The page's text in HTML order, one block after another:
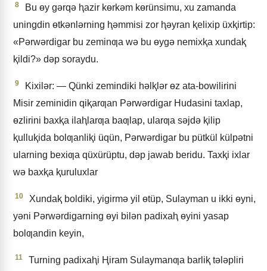
8
Bu ɵy gǝrqǝ ⱨazir kɵrkǝm kɵrünsimu, xu zamanda
uningdin ɵtkǝnlǝrning ⱨǝmmisi zor ⱨǝyran ⱪelixip üxⱪirtip:
«Pǝrwǝrdigar bu zeminƣa wǝ bu ɵygǝ nemixⱪa xundaⱪ
ⱪildi?» dǝp soraydu.
9
Kixilǝr: — Qünki zemindiki hǝlⱪlǝr ɵz ata-bowilirini
Misir zeminidin qiⱪarƣan Pǝrwǝrdigar Hudasini taxlap,
ɵzlirini baxⱪa ilaⱨlarƣa baƣlap, ularƣa sǝjdǝ ⱪilip
ⱪulluⱪida bolƣanliⱪi üqün, Pǝrwǝrdigar bu pütkül külpǝtni
ularning bexiƣa qüxürüptu, dǝp jawab beridu. Taxⱪi ixlar
wǝ baxⱪa ⱪuruluxlar
10
Xundaⱪ boldiki, yigirmǝ yil ɵtüp, Sulayman u ikki ɵyni,
yǝni Pǝrwǝrdigarning ɵyi bilǝn padixaⱨ ɵyini yasap
bolƣandin keyin,
11
Turning padixaⱨi Ⱨiram Sulaymanƣa barliⱪ tǝlǝpliri